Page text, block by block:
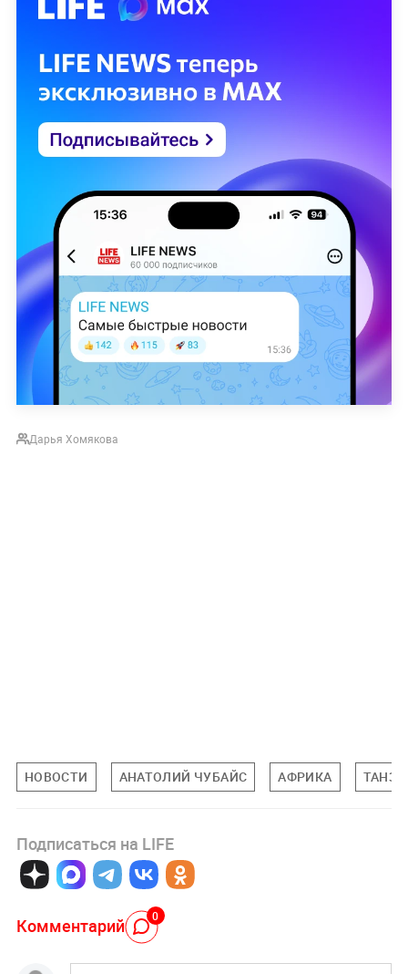
Дарья Хомякова
НОВОСТИ АНАТОЛИЙ ЧУБАЙС АФРИКА
Подписаться на LIFE
Комментарий 0